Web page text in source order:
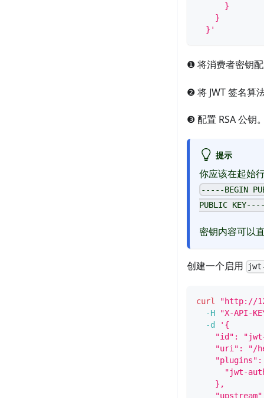
      }
    }
  }'
❶ 将消费者密钥
❷ 将 JWT 签名算
❸ 配置 RSA 公钥
提示
你应该在起始
-----BEGIN
PUBLIC
密钥内容可以
创建一个启用
curl
"http://
-H
"X-API-
-d
'{
"id":
"uri": "/
"plugins":
"jwt-
    },